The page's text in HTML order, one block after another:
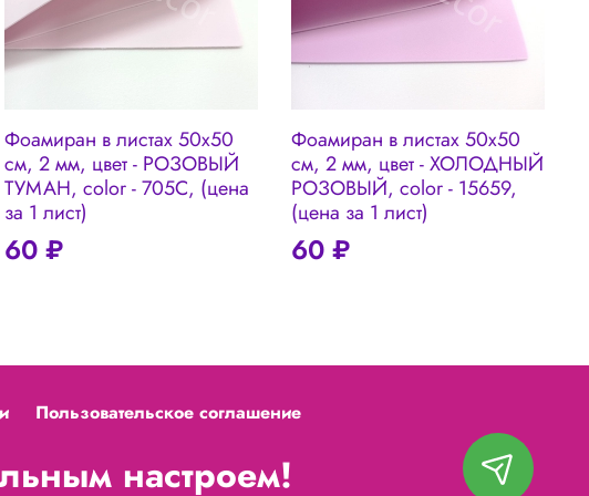
Фоамиран в листах 50х50
см, 2 мм, цвет - РОЗОВЫЙ
ТУМАН, color - 705C, (цена
за 1 лист)
60 ₽
Фоамиран в листах 50х50
см, 2 мм, цвет - ХОЛОДНЫЙ
РОЗОВЫЙ, color - 15659,
(цена за 1 лист)
60 ₽
Пользовательское соглашение
настроем!